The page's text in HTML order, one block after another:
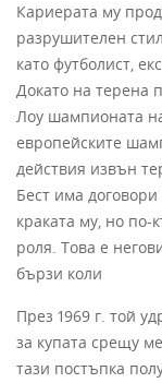
Кариерата му
разрушителен
като футболист,
Докато на терена
Лоу шампионата
европейските
действия извън
Бест има
краката му, но по-
роля. Това е
бързи коли
През 1969 г. той
за купата срещу
тази постъпка